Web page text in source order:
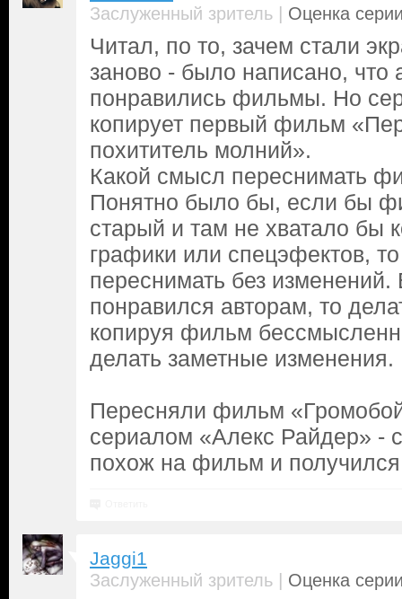
Заслуженный зритель | Оценка
Читал, по то, зачем стали
заново - было написано, что
понравились фильмы. Но
копирует первый фильм
похититель молний».
Какой смысл переснимать
Понятно было бы, если бы
старый и там не хватало бы
графики или спецэфектов,
переснимать без
понравился авторам, то
копируя фильм
делать заметные изменения.
Пересняли фильм
сериалом «Алекс Райдер» -
похож на фильм и
Jaggi1
Заслуженный зритель | Оценка